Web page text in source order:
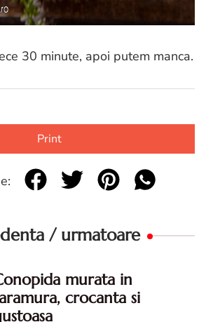
30 minute, apoi putem manca.
Print
/ urmatoare
murata in
crocanta si